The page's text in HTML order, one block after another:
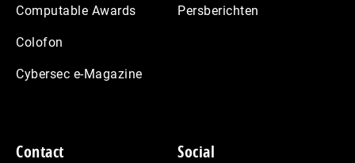
Computable Awards
Colofon
Cybersec e-Magazine
Persberichten
Contact Social